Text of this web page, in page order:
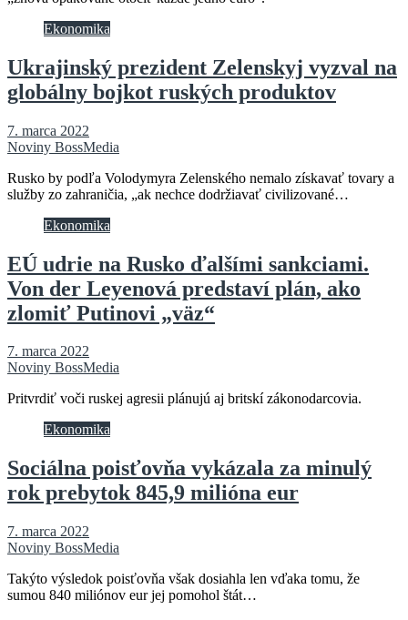
Ekonomika
Ukrajinský prezident Zelenskyj vyzval na
globálny bojkot ruských produktov
7. marca 2022
Noviny BossMedia
Rusko by podľa Volodymyra Zelenského nemalo získavať tovary a
služby zo zahraničia, „ak nechce dodržiavať civilizované…
Ekonomika
EÚ udrie na Rusko ďalšími sankciami.
Von der Leyenová predstaví plán, ako
zlomiť Putinovi „väz“
7. marca 2022
Noviny BossMedia
Pritvrdiť voči ruskej agresii plánujú aj britskí zákonodarcovia.
Ekonomika
Sociálna poisťovňa vykázala za minulý
rok prebytok 845,9 milióna eur
7. marca 2022
Noviny BossMedia
Takýto výsledok poisťovňa však dosiahla len vďaka tomu, že
sumou 840 miliónov eur jej pomohol štát…